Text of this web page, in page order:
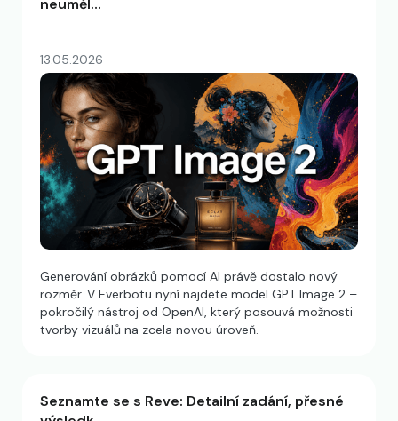
neuměl…
13.05.2026
Generování obrázků pomocí AI právě dostalo nový
rozměr. V Everbotu nyní najdete model GPT Image 2 –
pokročilý nástroj od OpenAI, který posouvá možnosti
tvorby vizuálů na zcela novou úroveň.
Seznamte se s Reve: Detailní zadání, přesné